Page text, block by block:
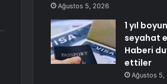
Ağustos 5, 2026
1 yıl
seyahat
Haberi
ettiler
Ağustos 5,